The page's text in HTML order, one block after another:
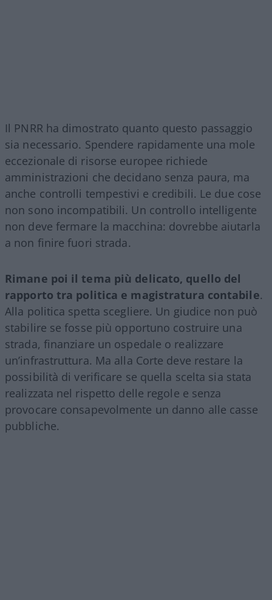
Il PNRR ha dimostrato quanto questo passaggio
sia necessario. Spendere rapidamente una mole
eccezionale di risorse europee richiede
amministrazioni che decidano senza paura, ma
anche controlli tempestivi e credibili. Le due cose
non sono incompatibili. Un controllo intelligente
non deve fermare la macchina: dovrebbe aiutarla
a non finire fuori strada.
Rimane poi il tema più delicato, quello del
rapporto tra politica e magistratura contabile.
Alla politica spetta scegliere. Un giudice non può
stabilire se fosse più opportuno costruire una
strada, finanziare un ospedale o realizzare
un’infrastruttura. Ma alla Corte deve restare la
possibilità di verificare se quella scelta sia stata
realizzata nel rispetto delle regole e senza
provocare consapevolmente un danno alle casse
pubbliche.